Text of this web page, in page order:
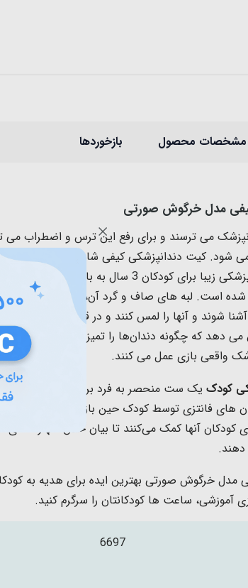
مشخصات محصول بازخوردها
مدل خرگوش صورتی
می ترسند و برای رفع این ترس و اضطراب می
می شود. کیت دندانپزشکی کیفی شامل دندان، کرم،
است. این ست دندانپزشکی زیبا
است. لبه های صاف و گرد آن، بدون نوک تیز
می دهد که چگونه دندان‌ها را تمیز و محافظت کنند.
واقعی بازی عمل می کنند.
کودک یک ست منحصر به فرد برای نقش بازی
های فانتزی توسط کودک حین بازی موجب
کودکان آنها کمک می‌کنند تا بیان خلاق،
آموزشی، ساعت ها کودکانتان را سرگرم کنید.
6697